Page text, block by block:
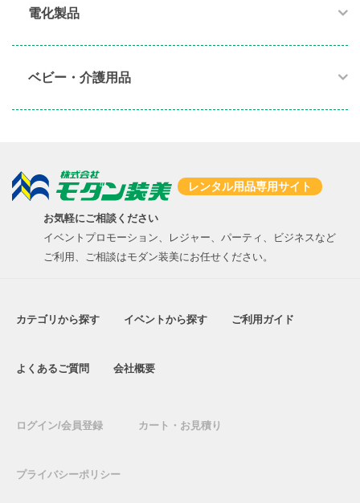
電化製品​
ベビー・介護用品​
レンタル用品専用サイト
お気軽にご相談ください
イベントプロモーション、レジャー、パーティ、ビジネスなど
ご利用、ご相談はモダン装美にお任せください。
カテゴリから探す イベントから探す ご利用ガイド
よくあるご質問 会社概要
ログイン/会員登録 カート・お見積り
プライバシーポリシー